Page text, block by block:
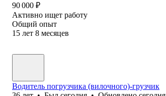
90 000 ₽
Активно ищет работу
Общий опыт
15 лет 8 месяцев
Водитель погрузчика (вилочного)-грузчик